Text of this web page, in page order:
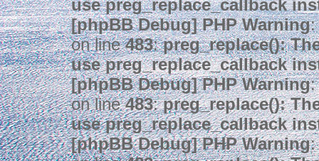
use preg_replace_callback
[phpBB Debug] PHP Warning:
on line483:preg_replace():
use preg_replace_callback
[phpBB Debug] PHP Warning:
on line483:preg_replace():
use preg_replace_callback
[phpBB Debug] PHP Warning: